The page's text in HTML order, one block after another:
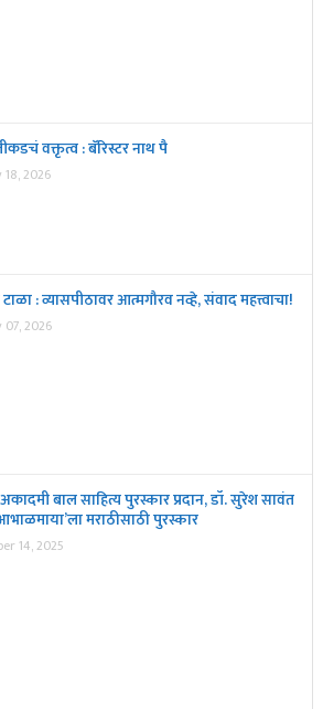
वक्तृत्व : बॅरिस्टर नाथ पै
2026
टाळा : व्यासपीठावर आत्मगौरव नव्हे, संवाद महत्त्वाचा!
2026
बाल साहित्य पुरस्कार प्रदान, डॉ. सुरेश सावंत
मराठीसाठी पुरस्कार
14, 2025